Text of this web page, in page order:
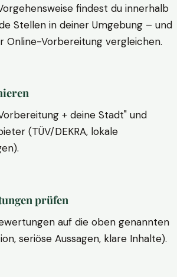
findest du innerhalb
Stellen in deiner Umgebung – und
Online-Vorbereitung vergleichen.
+ deine Stadt" und
(TÜV/DEKRA, lokale
prüfen
auf die oben genannten
seriöse Aussagen, klare Inhalte).